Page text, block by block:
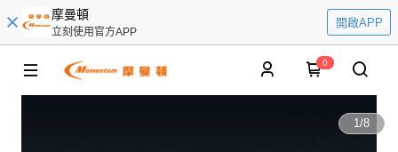
摩曼頓
立刻使用官方APP
開啟APP
0
1/8